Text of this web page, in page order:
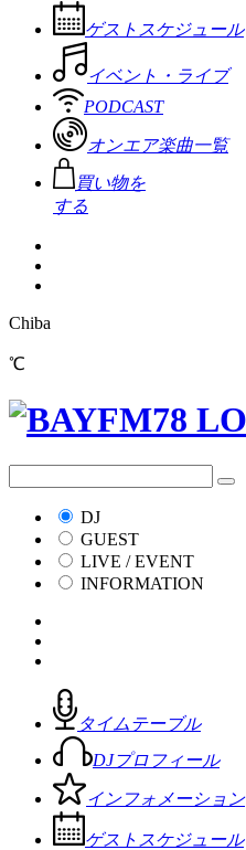
ゲストスケジュール
イベント・ライブ
PODCAST
オンエア楽曲一覧
買い物を
する
Chiba
℃
DJ
GUEST
LIVE / EVENT
INFORMATION
タイムテーブル
DJプロフィール
インフォメーション
ゲストスケジュール